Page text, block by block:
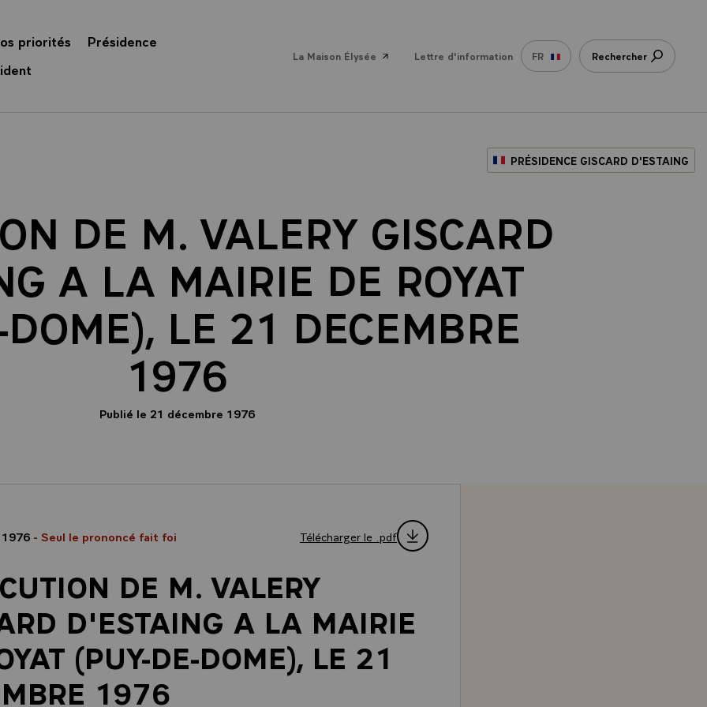
priorités
Présidence
La Maison Élysée Lettre d'information FR Rechercher
PRÉSIDENCE GISCARD D'ESTAING
DE M. VALERY GISCARD
A LA MAIRIE DE ROYAT
LE 21 DECEMBRE
1976
Publié le 21 décembre 1976
- Seul le prononcé fait foi Télécharger le .pdf
DE M. VALERY
D'ESTAING A LA MAIRIE
(PUY-DE-DOME), LE 21
1976